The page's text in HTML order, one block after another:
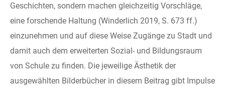
Geschichten, sondern machen gleichzeitig Vorschläge,
eine forschende Haltung (Winderlich 2019, S. 673 ff.)
einzunehmen und auf diese Weise Zugänge zu Stadt und
damit auch dem erweiterten Sozial- und Bildungsraum
von Schule zu finden. Die jeweilige Ästhetik der
ausgewählten Bilderbücher in diesem Beitrag gibt Impulse